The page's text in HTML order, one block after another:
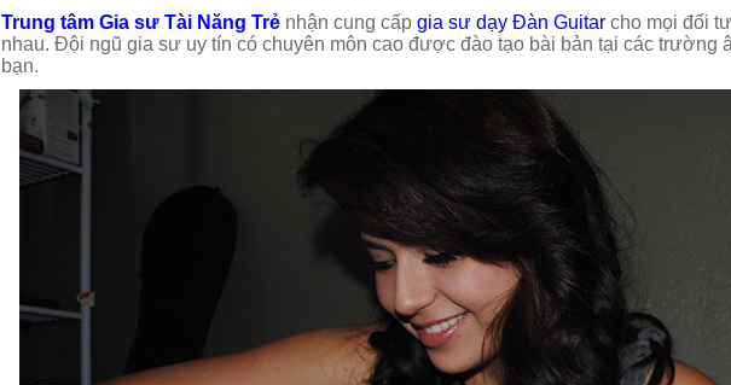
Trung tâm Gia sư Tài Năng Trẻnhận cung cấp gia sư dạy Đàn Guitarcho mọi đối
nhau. Đội ngũ gia sư uy tín có chuyên môn cao được đào tạo bài bản tại các trường
bạn.